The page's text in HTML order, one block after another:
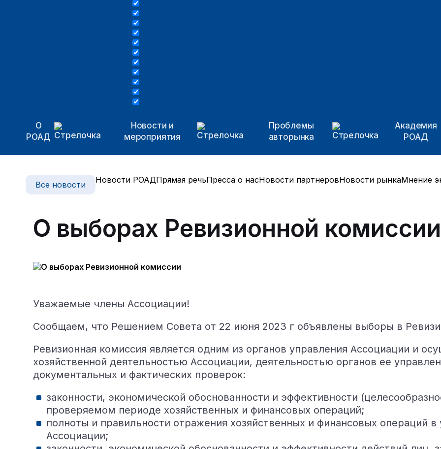
О
РОАД
Новости и
мероприятия
Проблемы
авторынка
Академия
РОАД
Все новости Новости РОАДПрямая речьПресса о насНовости партнеровНовости рынкаМнение
О выборах Ревизионной комиссии
Уважаемые члены Ассоциации!
Сообщаем, что Решением Совета от 22 июня 2023 г объявлены выборы в
Ревизионная комиссия является одним из органов управления Ассоциации и
хозяйственной деятельностью Ассоциации, деятельностью органов ее
документальных и фактических проверок:
законности, экономической обоснованности и эффективности
проверяемом периоде хозяйственных и финансовых операций;
полноты и правильности отражения хозяйственных и финансовых операций в
Ассоциации;